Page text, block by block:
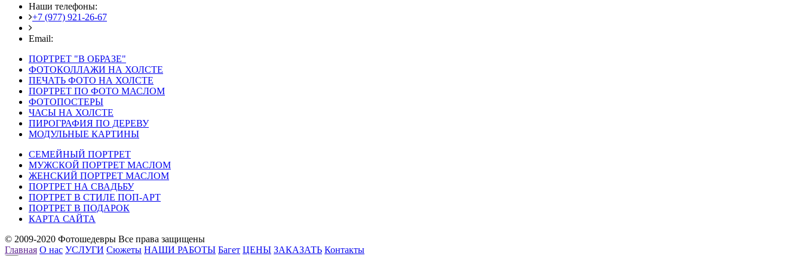
Наши телефоны:
+7 (977) 921-26-67
Email:
ПОРТРЕТ "В ОБРАЗЕ"
ФОТОКОЛЛАЖИ НА ХОЛСТЕ
ПЕЧАТЬ ФОТО НА ХОЛСТЕ
ПОРТРЕТ ПО ФОТО МАСЛОМ
ФОТОПОСТЕРЫ
ЧАСЫ НА ХОЛСТЕ
ПИРОГРАФИЯ ПО ДЕРЕВУ
МОДУЛЬНЫЕ КАРТИНЫ
СЕМЕЙНЫЙ ПОРТРЕТ
МУЖСКОЙ ПОРТРЕТ МАСЛОМ
ЖЕНСКИЙ ПОРТРЕТ МАСЛОМ
ПОРТРЕТ НА СВАДЬБУ
ПОРТРЕТ В СТИЛЕ ПОП-АРТ
ПОРТРЕТ В ПОДАРОК
КАРТА САЙТА
© 2009-2020 Фотошедевры Все права защищены
Главная О нас УСЛУГИ Сюжеты НАШИ РАБОТЫ Багет ЦЕНЫ ЗАКАЗАТЬ Контакты